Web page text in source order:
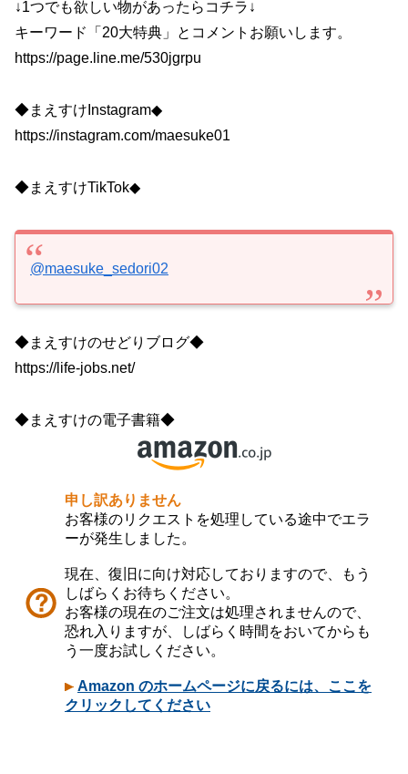
↓1つでも欲しい物があったらコチラ↓
キーワード「20大特典」とコメントお願いします。
https://page.line.me/530jgrpu
◆まえすけInstagram◆
https://instagram.com/maesuke01
◆まえすけTikTok◆
@maesuke_sedori02
◆まえすけのせどりブログ◆
https://life-jobs.net/
◆まえすけの電子書籍◆